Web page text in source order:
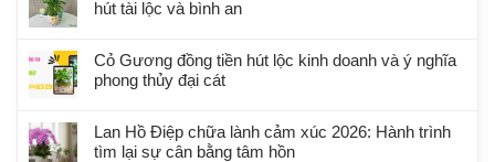
hút tài lộc và bình an
Cỏ Gương đồng tiền hút lộc kinh doanh và ý nghĩa
phong thủy đại cát
Lan Hồ Điệp chữa lành cảm xúc 2026: Hành trình
tìm lại sự cân bằng tâm hồn